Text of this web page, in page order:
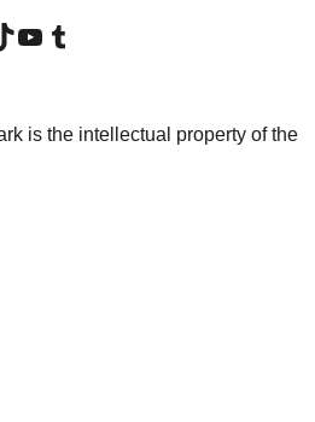
하기유튜브 채널 방문하기 텀블러 계정 방문하기
is the intellectual property of the